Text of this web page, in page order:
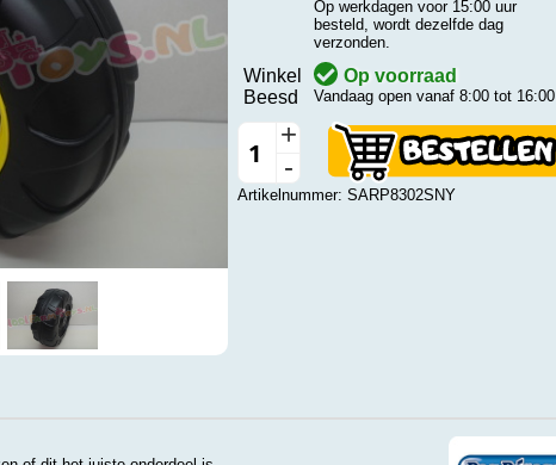
Op werkdagen voor 15:00 uur
besteld, wordt dezelfde dag
verzonden.
Winkel
Beesd
Op voorraad
Vandaag open vanaf 8:00 tot 16:00
+
-
Artikelnummer: SARP8302SNY